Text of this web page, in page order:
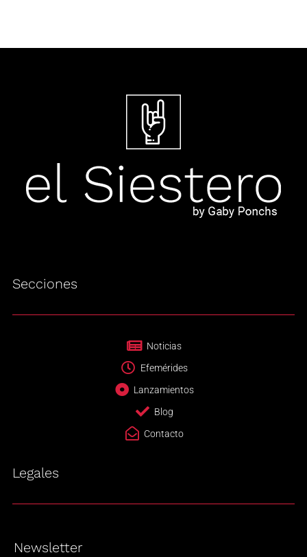
Secciones
Noticias
Efemérides
Lanzamientos
Blog
Contacto
Legales
Newsletter